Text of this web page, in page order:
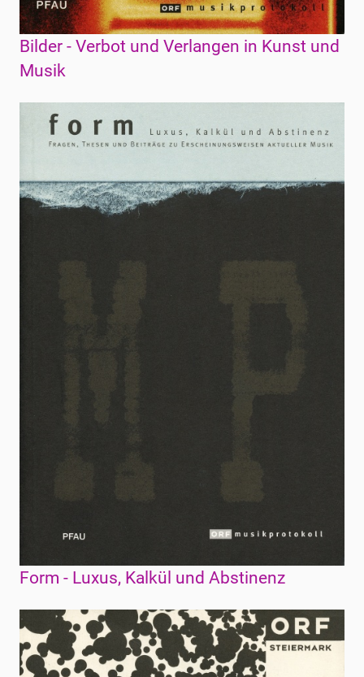
Bilder - Verbot und Verlangen in Kunst und
Musik
Form - Luxus, Kalkül und Abstinenz